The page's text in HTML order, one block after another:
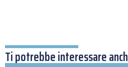
Ti potrebbe interessare